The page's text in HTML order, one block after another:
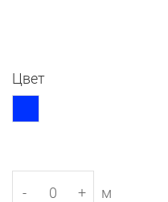
Цвет
- + м